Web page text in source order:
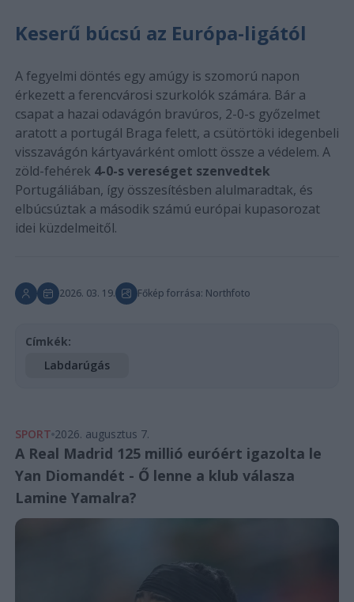
Keserű búcsú az Európa-ligától
A fegyelmi döntés egy amúgy is szomorú napon
érkezett a ferencvárosi szurkolók számára. Bár a
csapat a hazai odavágón bravúros, 2-0-s győzelmet
aratott a portugál Braga felett, a csütörtöki idegenbeli
visszavágón kártyavárként omlott össze a védelem. A
zöld-fehérek 4-0-s vereséget szenvedtek
Portugáliában, így összesítésben alulmaradtak, és
elbúcsúztak a második számú európai kupasorozat
idei küzdelmeitől.
2026. 03. 19. Főkép forrása: Northfoto
Címkék:
Labdarúgás
SPORT 2026. augusztus 7.
A Real Madrid 125 millió euróért igazolta le
Yan Diomandét - Ő lenne a klub válasza
Lamine Yamalra?